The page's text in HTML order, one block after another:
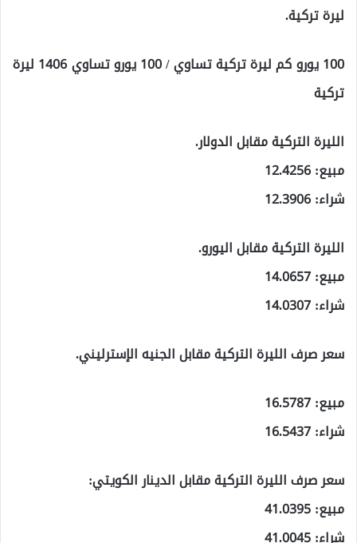
ليرة تركية.
100 يورو كم ليرة تركية تساوي / 100 يورو تساوي 1406 ليرة
تركية
الليرة التركية مقابل الدولار.
مبيع: 12.4256
شراء: 12.3906
الليرة التركية مقابل اليورو.
مبيع: 14.0657
شراء: 14.0307
سعر صرف الليرة التركية مقابل الجنيه الإسترليني.
مبيع: 16.5787
شراء: 16.5437
سعر صرف الليرة التركية مقابل الدينار الكويتي:
مبيع: 41.0395
شراء: 41.0045